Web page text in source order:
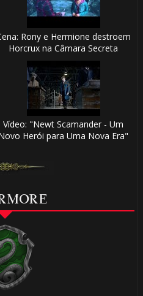
Rony e Hermione destroem
Horcrux na Câmara Secreta
Vídeo: "Newt Scamander - Um
Herói para Uma Nova Era"